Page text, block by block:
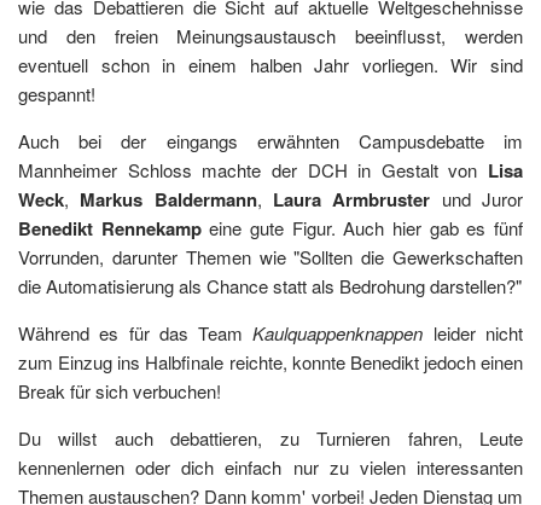
wie das Debattieren die Sicht auf aktuelle Weltgeschehnisse
und den freien Meinungsaustausch beeinflusst, werden
eventuell schon in einem halben Jahr vorliegen. Wir sind
gespannt!
Auch bei der eingangs erwähnten Campusdebatte im
Mannheimer Schloss machte der DCH in Gestalt von Lisa
Weck, Markus Baldermann, Laura Armbruster und Juror
Benedikt Rennekampeine gute Figur. Auch hier gab es fünf
Vorrunden, darunter Themen wie "Sollten die Gewerkschaften
die Automatisierung als Chance statt als Bedrohung darstellen?"
Während es für das TeamKaulquappenknappen leider nicht
zum Einzug ins Halbfinale reichte, konnte Benedikt jedoch einen
Break für sich verbuchen!
Du willst auch debattieren, zu Turnieren fahren, Leute
kennenlernen oder dich einfach nur zu vielen interessanten
Themen austauschen? Dann komm' vorbei! Jeden Dienstag um